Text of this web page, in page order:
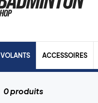
VOLANTS ACCESSOIRES
0 produits